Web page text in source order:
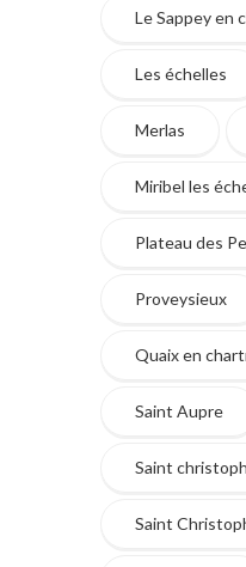
Le Sappey en
Les échelles
Merlas
Miribel les
Plateau des
Proveysieux
Quaix en
Saint Aupre
Saint
Saint